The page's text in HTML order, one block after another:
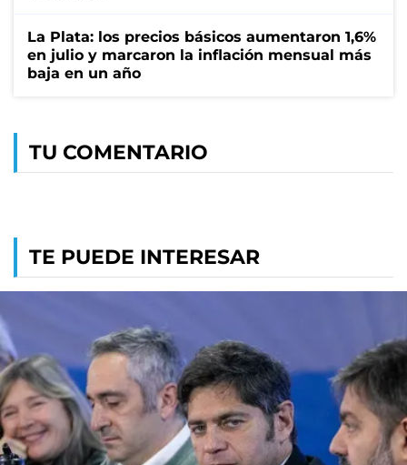
La Plata: los precios básicos aumentaron 1,6%
en julio y marcaron la inflación mensual más
baja en un año
TU COMENTARIO
TE PUEDE INTERESAR